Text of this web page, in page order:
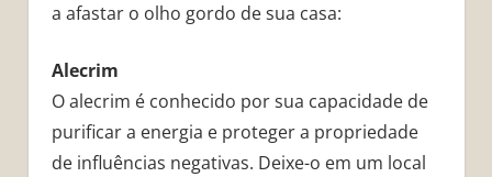
a afastar o olho gordo de sua casa:
Alecrim
O alecrim é conhecido por sua capacidade de
purificar a energia e proteger a propriedade
de influências negativas. Deixe-o em um local